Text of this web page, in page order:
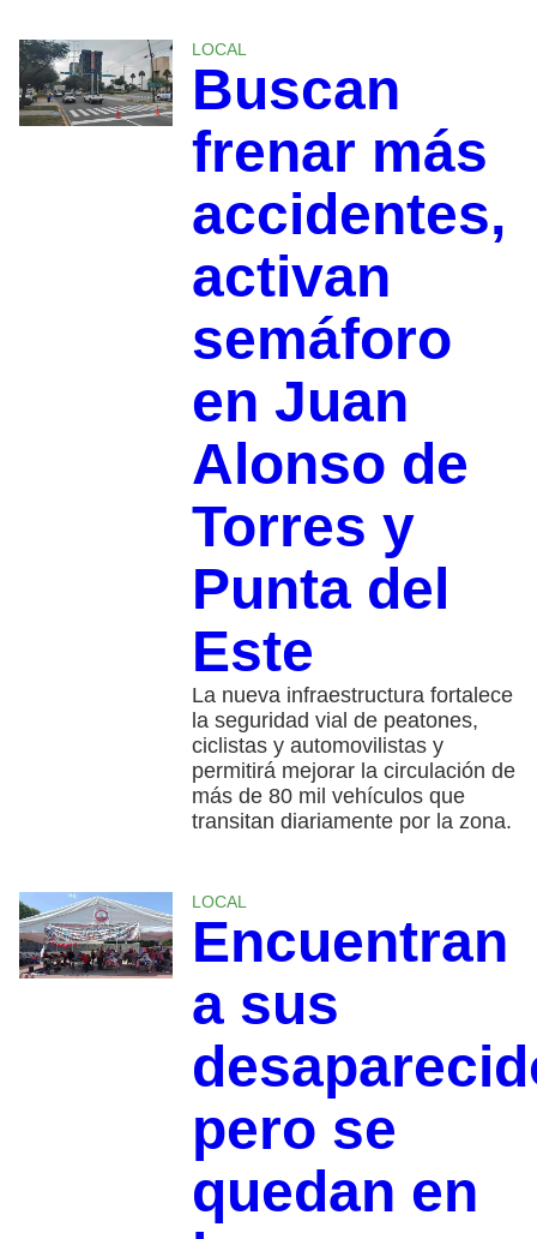
LOCAL
Buscan
frenar más
accidentes,
activan
semáforo
en Juan
Alonso de
Torres y
Punta del
Este
La nueva infraestructura fortalece
la seguridad vial de peatones,
ciclistas y automovilistas y
permitirá mejorar la circulación de
más de 80 mil vehículos que
transitan diariamente por la zona.
LOCAL
Encuentran
a sus
pero se
quedan en